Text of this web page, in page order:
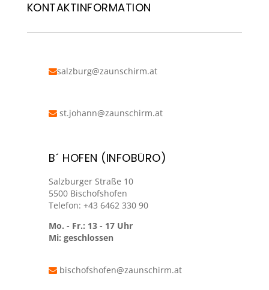
KONTAKTINFORMATION
salzburg@zaunschirm.at
st.johann@zaunschirm.at
B´ HOFEN (INFOBÜRO)
Salzburger Straße 10
5500 Bischofshofen
Telefon: +43 6462 330 90
Mo. - Fr.: 13 - 17 Uhr
Mi: geschlossen
bischofshofen@zaunschirm.at